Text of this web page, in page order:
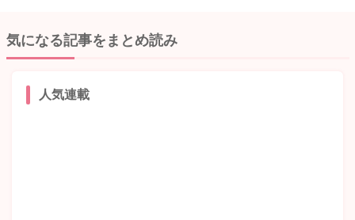
気になる記事をまとめ読み
人気連載